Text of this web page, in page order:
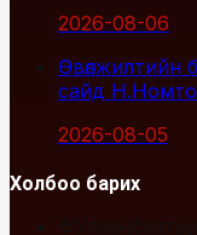
2026-08-06
Өвөлжилтийн
сайд
2026-08-05
Холбоо барих